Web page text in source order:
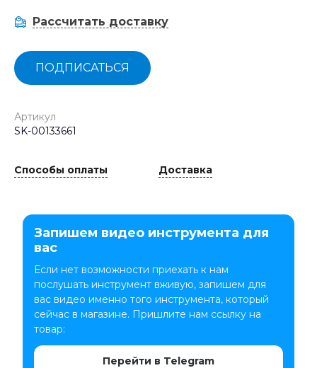
Рассчитать доставку
ПОДПИСАТЬСЯ
Артикул
SK-00133661
Способы оплаты Доставка
Запишем видео инструмента для
вас
Если нет возможности приехать к нам
послушать инструмент вживую, запишем для
вас видео именно того инструмента, который
сейчас в магазине. Пришлите нам ссылку на
товар:
Перейти в Telegram